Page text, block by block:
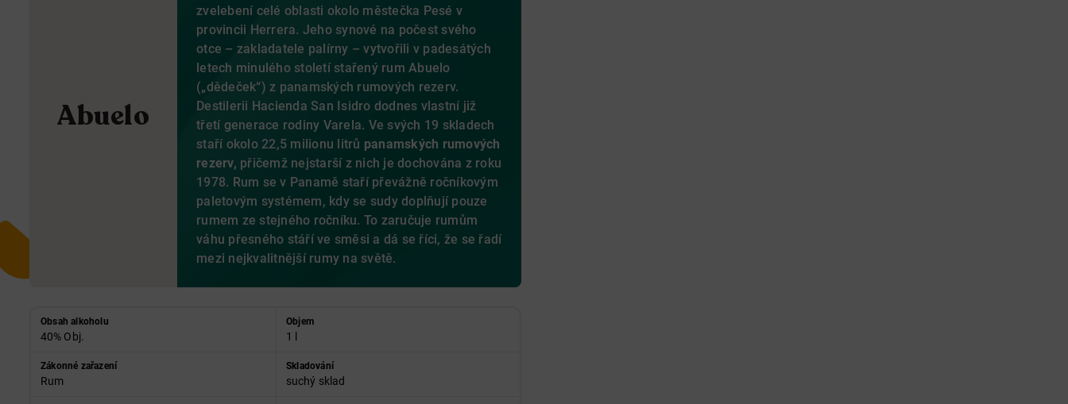
Abuelo
zvelebení celé oblasti okolo městečka Pesé v
provincii Herrera. Jeho synové na počest svého
otce – zakladatele palírny – vytvořili v padesátých
letech minulého století stařený rum Abuelo
(„dědeček“) z panamských rumových rezerv.
Destilerii Hacienda San Isidro dodnes vlastní již
třetí generace rodiny Varela. Ve svých 19 skladech
staří okolo 22,5 milionu litrů panamských rumových
rezerv, přičemž nejstarší z nich je dochována z roku
1978. Rum se v Panamě staří převážně ročníkovým
paletovým systémem, kdy se sudy doplňují pouze
rumem ze stejného ročníku. To zaručuje rumům
váhu přesného stáří ve směsi a dá se říci, že se řadí
mezi nejkvalitnější rumy na světě.
Obsah alkoholu
40% Obj.
Objem
1 l
Zákonné zařazení
Rum
Skladování
suchý sklad